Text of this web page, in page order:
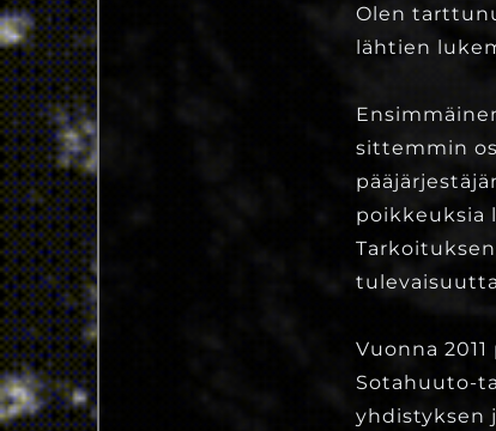
Olen
lähtien
sittemmin
poikkeuksia
Vuonna
Sotahuuto-
yhdistyksen